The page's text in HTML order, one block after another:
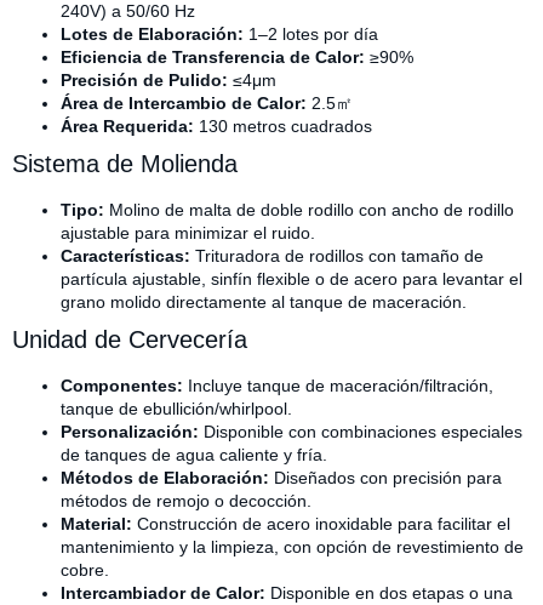
240V) a 50/60 Hz
Lotes de Elaboración: 1–2 lotes por día
Eficiencia de Transferencia de Calor: ≥90%
Precisión de Pulido: ≤4μm
Área de Intercambio de Calor: 2.5㎡
Área Requerida: 130 metros cuadrados
Sistema de Molienda
Tipo: Molino de malta de doble rodillo con ancho de rodillo
ajustable para minimizar el ruido.
Características: Trituradora de rodillos con tamaño de
partícula ajustable, sinfín flexible o de acero para levantar el
grano molido directamente al tanque de maceración.
Unidad de Cervecería
Componentes: Incluye tanque de maceración/filtración,
tanque de ebullición/whirlpool.
Personalización: Disponible con combinaciones especiales
de tanques de agua caliente y fría.
Métodos de Elaboración: Diseñados con precisión para
métodos de remojo o decocción.
Material: Construcción de acero inoxidable para facilitar el
mantenimiento y la limpieza, con opción de revestimiento de
cobre.
Intercambiador de Calor: Disponible en dos etapas o una